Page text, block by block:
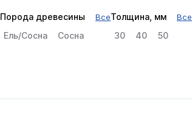
Порода древесины Все
Ель/Сосна Сосна
Толщина, мм Все
30 40 50